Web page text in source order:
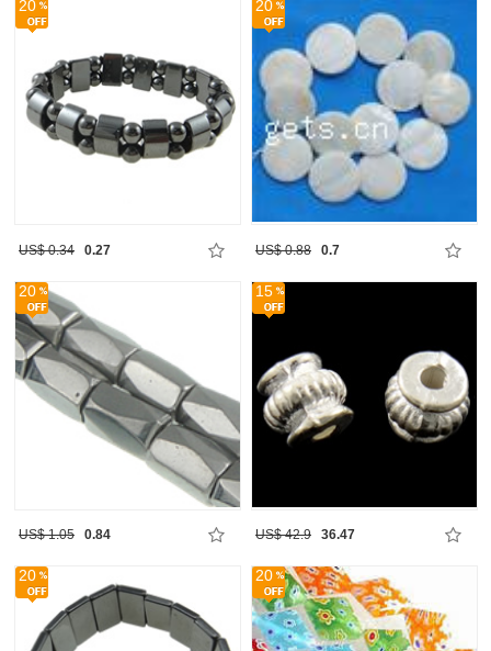
20
US$ 0.34 0.27
20
US$ 0.88 0.7
20
US$ 1.05 0.84
15
US$ 42.9 36.47
20 20